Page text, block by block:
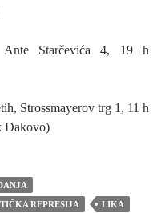
Starčevića 4, 19 h
Strossmayerov trg 1, 11 h
Đakovo)
REPRESIJA
LIKA